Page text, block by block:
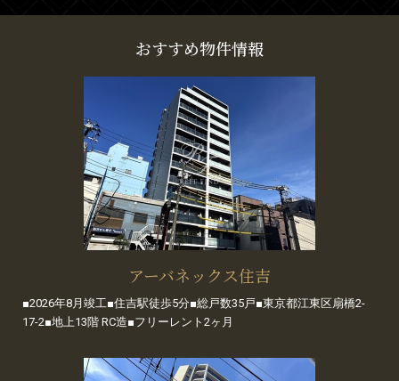
おすすめ物件情報
アーバネックス住吉
■2026年8月竣工■住吉駅徒歩5分■総戸数35戸■東京都江東区扇橋2-
17-2■地上13階 RC造■フリーレント2ヶ月